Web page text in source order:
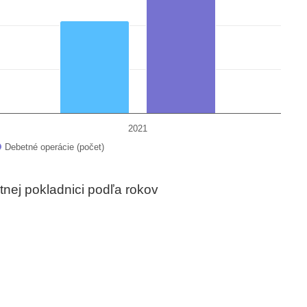
Debetné operácie (počet)
2021
pokladnici podľa rokov